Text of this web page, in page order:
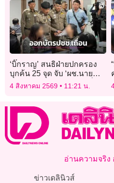
‘บิ๊กราญ’ สนธิฝ่ายปกครอง
บุกค้น 25 จุด จับ ‘ผช.นาย
ทะเบียน’ ออกบัตรปชช.เถื่อน
4 สิงหาคม 2569 11:21 น.
อ่านความจริง
ข่าวเดลินิวส์